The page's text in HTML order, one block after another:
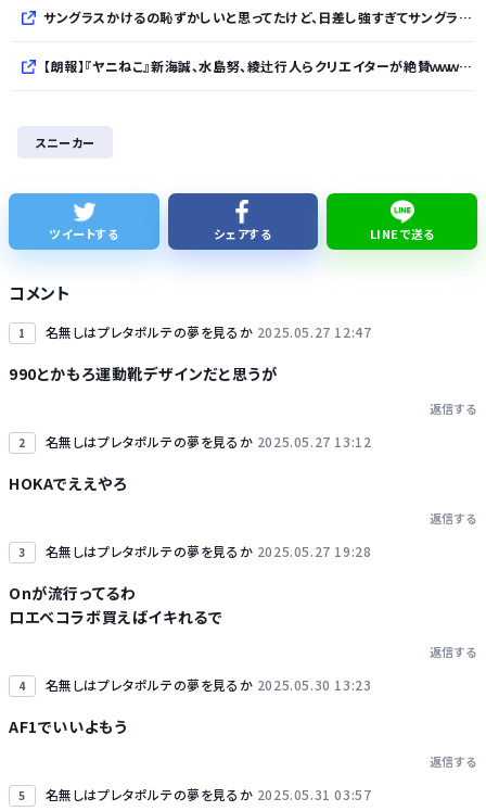
サングラスかけるの恥ずかしいと思ってたけど、日差し強すぎてサングラスかけ始めたわ
【朗報】『ヤニねこ』新海誠、水島努、綾辻行人らクリエイターが絶賛ｗｗｗｗｗｗｗｗｗ
シカ「ヒマワリ全部喰った」 郡山布引風の高原まつり中止
スニーカー
ツイートする シェアする LINEで送る
コメント
1 名無しはプレタポルテの夢を見るか 2025.05.27 12:47
990とかもろ運動靴デザインだと思うが
返信する
2 名無しはプレタポルテの夢を見るか 2025.05.27 13:12
HOKAでええやろ
返信する
3 名無しはプレタポルテの夢を見るか 2025.05.27 19:28
Onが流行ってるわ
ロエベコラボ買えばイキれるで
返信する
4 名無しはプレタポルテの夢を見るか 2025.05.30 13:23
AF1でいいよもう
返信する
5 名無しはプレタポルテの夢を見るか 2025.05.31 03:57